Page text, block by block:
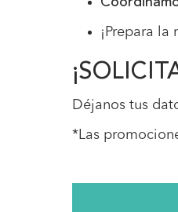
¡Prepara
Déjanos tus
*Las